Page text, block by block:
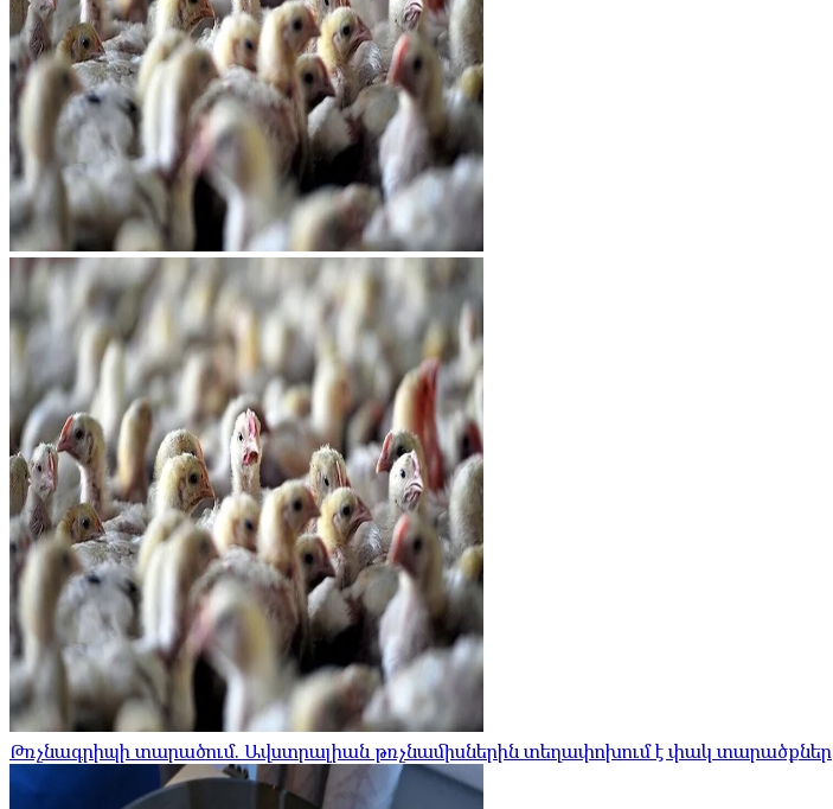
Թռչնագրիպի տարածում. Ավստրալիան թռչնամիսներին տեղափոխում է փակ տարածքներ